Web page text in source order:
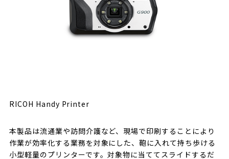
RICOH Handy Printer
本製品は流通業や訪問介護など、現場で印刷することにより
作業が効率化する業務を対象にした、鞄に入れて持ち歩ける
小型軽量のプリンターです。対象物に当ててスライドするだ